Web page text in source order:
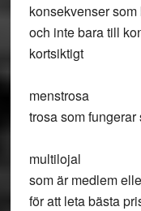
konsekvenser
och inte bara till
kortsiktigt
menstrosa
trosa som
multilojal
som är medlem
för att leta bästa